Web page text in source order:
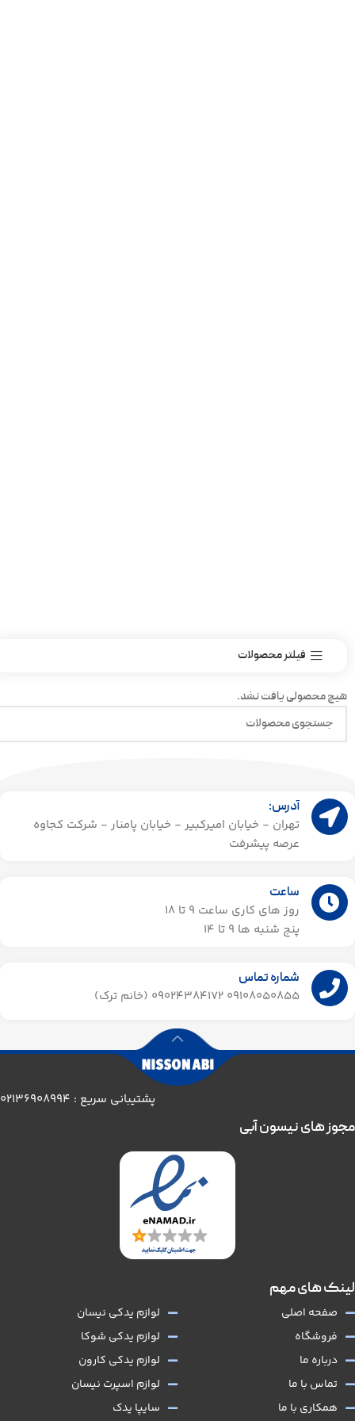
فیلتر محصولات
هیچ محصولی یافت نشد.
آدرس:
تهران - خیابان امیرکبیر - خیابان پامنار - شرکت کجاوه
عرصه پیشرفت
ساعت
روز های کاری ساعت ۹ تا 18
پنج شنبه ها 9 تا 14​
شماره تماس
09108050855 09024384172 (خانم ترک)
پشتیبانی سریع : 02136908994
لینک های مهم
صفحه اصلی
فروشگاه
درباره ما
تماس با ما
همکاری با ما
لوازم یدکی نیسان
لوازم یدکی شوکا
لوازم یدکی کارون
لوازم اسپرت نیسان
سایپا یدک
مجوز های نیسون آبی